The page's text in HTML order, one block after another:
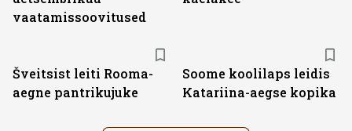
vaatamissoovitused
Šveitsist leiti Rooma-
aegne pantrikujuke
Soome koolilaps leidis
Katariina-aegse kopika